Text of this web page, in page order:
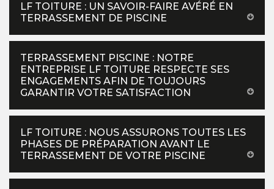
LF TOITURE : UN SAVOIR-FAIRE AVÉRÉ EN
TERRASSEMENT DE PISCINE
TERRASSEMENT PISCINE : NOTRE
ENTREPRISE LF TOITURE RESPECTE SES
ENGAGEMENTS AFIN DE TOUJOURS
GARANTIR VOTRE SATISFACTION
LF TOITURE : NOUS ASSURONS TOUTES LES
PHASES DE PRÉPARATION AVANT LE
TERRASSEMENT DE VOTRE PISCINE